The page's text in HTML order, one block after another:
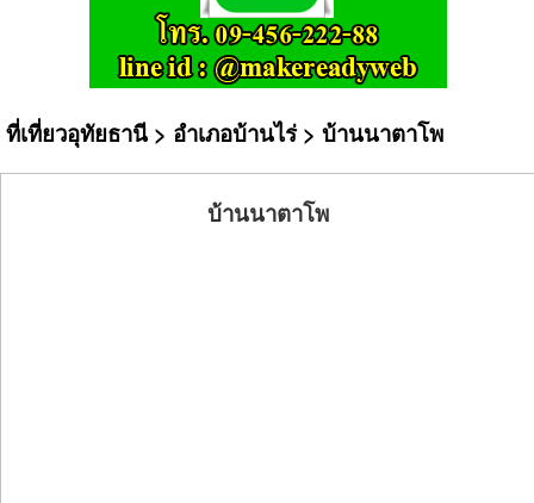
ที่เที่ยวอุทัยธานี > อำเภอบ้านไร่> บ้านนาตาโพ
บ้านนาตาโพ